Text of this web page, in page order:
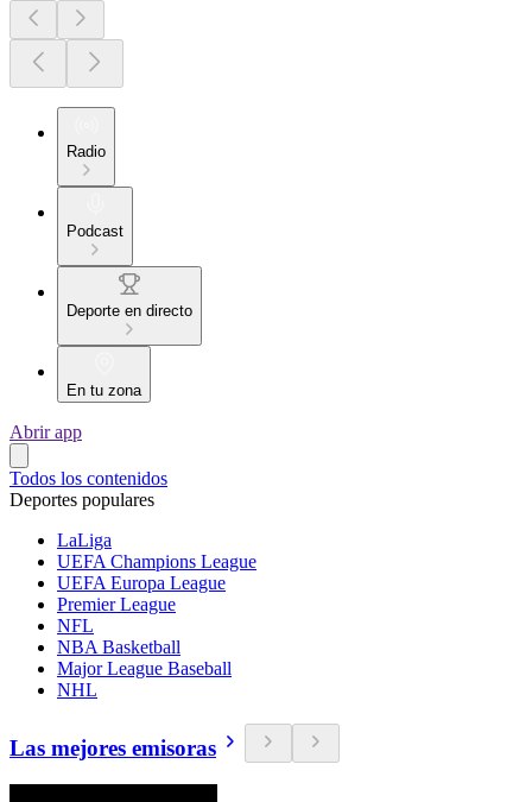
Radio
Podcast
Deporte en directo
En tu zona
Abrir app
Todos los contenidos
Deportes populares
LaLiga
UEFA Champions League
UEFA Europa League
Premier League
NFL
NBA Basketball
Major League Baseball
NHL
Las mejores emisoras